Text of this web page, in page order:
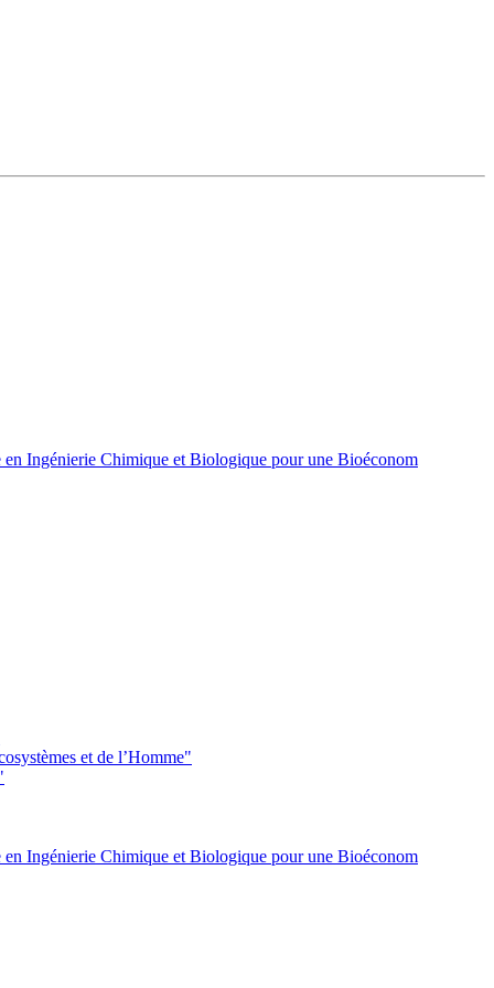
Ingénierie Chimique et Biologique pour une Bioéconom
et de l’Homme"
Ingénierie Chimique et Biologique pour une Bioéconom